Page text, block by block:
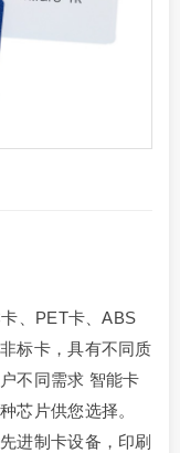
、PET卡、ABS
标卡，具有不同质
不同需求 智能卡
芯片供您选择。
进制卡设备，印刷